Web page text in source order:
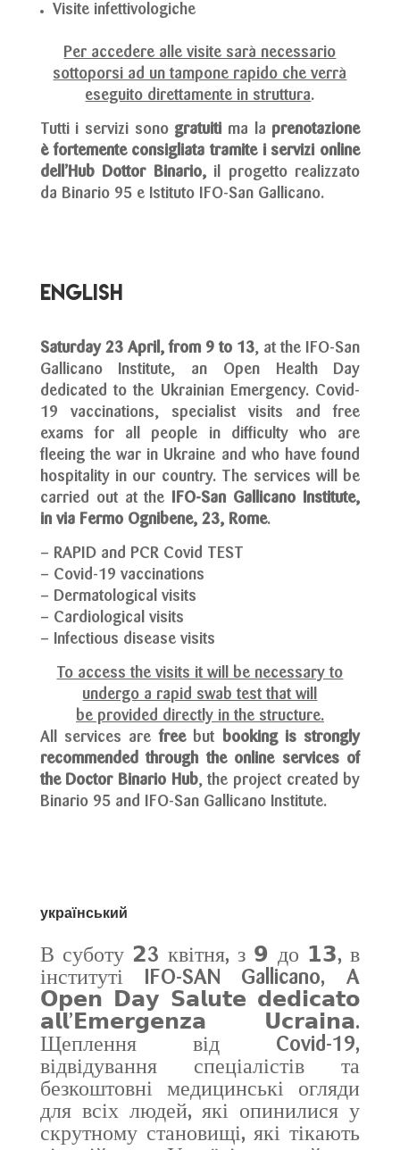
Visite infettivologiche
Per accedere alle visite sarà necessario
sottoporsi ad un tampone rapido che verrà
eseguito direttamente in struttura.
Tutti i servizi sono gratuiti ma la prenotazione
è fortemente consigliata tramite i servizi online
dell’Hub Dottor Binario, il progetto realizzato
da Binario 95 e Istituto IFO-San Gallicano.
ENGLISH
Saturday 23 April, from 9 to 13, at the IFO-San
Gallicano Institute, an Open Health Day
dedicated to the Ukrainian Emergency. Covid-
19 vaccinations, specialist visits and free
exams for all people in difficulty who are
fleeing the war in Ukraine and who have found
hospitality in our country. The services will be
carried out at the
IFO-San Gallicano Institute,
in via Fermo Ognibene, 23, Rome.
– RAPID and PCR Covid TEST
– Covid-19 vaccinations
– Dermatological visits
– Cardiological visits
– Infectious disease visits
To access the visits it will be necessary to
undergo a rapid swab test that will
be provided directly in the structure.
All services arefreebut booking is strongly
recommended through the online services of
the Doctor Binario Hub, the project created by
Binario 95 and IFO-San Gallicano Institute.
український
В суботу 𝟮3 квітня, з 𝟵 до 𝟭𝟯, в
інституті IFO-SAN Gallicano, A
𝗢𝗽𝗲𝗻 𝗗𝗮𝘆 𝗦𝗮𝗹𝘂𝘁𝗲 𝗱𝗲𝗱𝗶𝗰𝗮𝘁𝗼
𝗮𝗹𝗹’𝗘𝗺𝗲𝗿𝗴𝗲𝗻𝘇𝗮 𝗨𝗰𝗿𝗮𝗶𝗻𝗮.
Щеплення від Covid-19,
відвідування спеціалістів та
безкоштовні медицинські огляди
для всіх людей, які опинилися у
скрутному становищі, які тікають